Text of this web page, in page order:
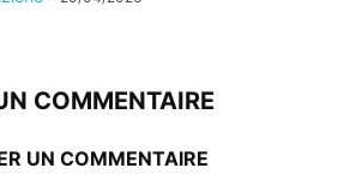
COMMENTAIRE
UN COMMENTAIRE